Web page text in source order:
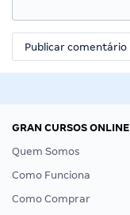
GRAN CURSOS ONLINE
Quem Somos
Como Funciona
Como Comprar